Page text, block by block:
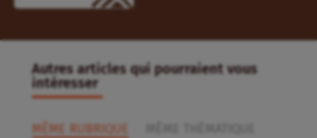
Autres articles qui pourraient vous
intéresser
MÊME RUBRIQUE